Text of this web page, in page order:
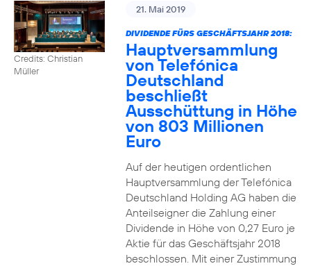
Credits: Christian
Müller
21. Mai 2019
DIVIDENDE FÜRS GESCHÄFTSJAHR 2018:
Hauptversammlung
von Telefónica
Deutschland
beschließt
Ausschüttung in Höhe
von 803 Millionen
Euro
Auf der heutigen ordentlichen
Hauptversammlung der Telefónica
Deutschland Holding AG haben die
Anteilseigner die Zahlung einer
Dividende in Höhe von 0,27 Euro je
Aktie für das Geschäftsjahr 2018
beschlossen. Mit einer Zustimmung